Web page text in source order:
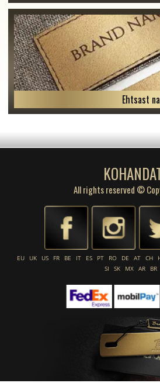
Ehtsast
All rights reserved ©
EU UK US FR BE IT ES PT RO DE AT CH
SI
SK MX AR BR